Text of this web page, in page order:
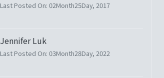
Last Posted On: 02Month25Day, 2017
Jennifer Luk
Last Posted On: 03Month28Day, 2022